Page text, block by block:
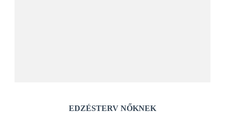
EDZÉSTERV NŐKNEK